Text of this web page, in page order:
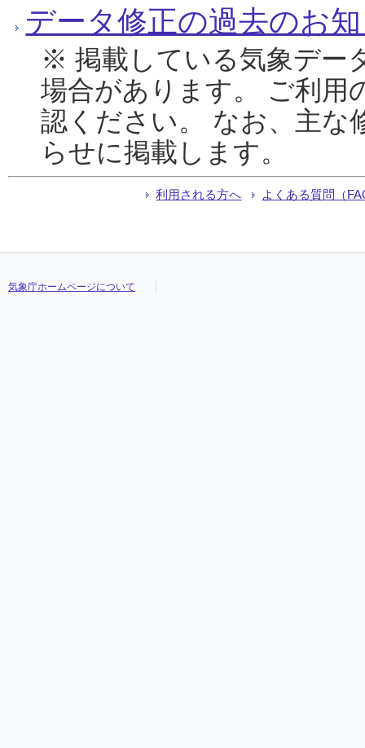
データ修正の過去のお
※ 掲載している気象デー
場合があります。 ご利用
認ください。 なお、主な
らせに掲載します。
利用される方へ よくある質問（
気象庁ホームページについて